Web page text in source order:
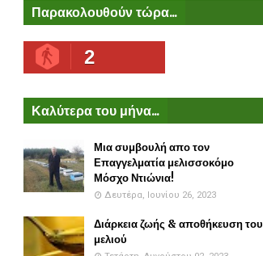
Παρακολουθούν τώρα...
2
Καλύτερα του μήνα...
Μια συμβουλή απο τον
Επαγγελματία μελισσοκόμο
Μόσχο Ντιώνια!
Δευτέρα, Ιουνίου 26, 2023
Διάρκεια ζωής & αποθήκευση του
μελιού